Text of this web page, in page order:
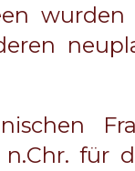
für